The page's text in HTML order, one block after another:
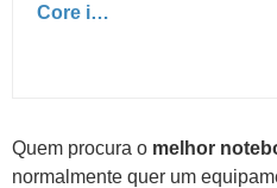
Core i…
Quem procura o melhor
normalmente quer um